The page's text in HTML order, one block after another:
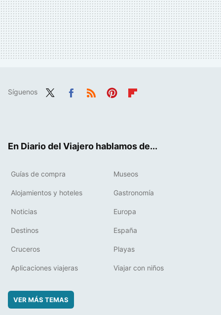
Síguenos
En Diario del Viajero hablamos de...
Guías de compra Museos
Alojamientos y hoteles Gastronomía
Noticias Europa
Destinos España
Cruceros Playas
Aplicaciones viajeras Viajar con niños
VER MÁS TEMAS